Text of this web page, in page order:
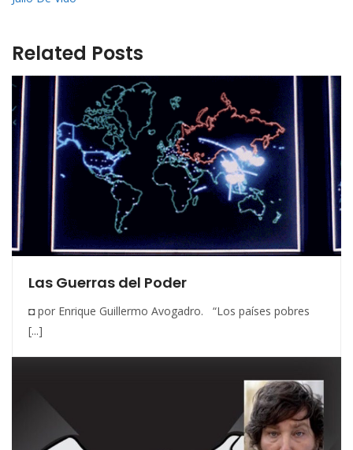
Related Posts
Las Guerras del Poder
◘ por Enrique Guillermo Avogadro. “Los países pobres
[...]